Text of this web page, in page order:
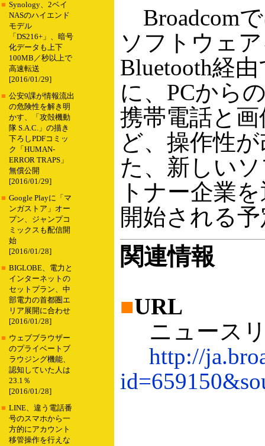
■ Synology、2ベイ
NASのハイエンド
モデル
「DS216+」、暗号
化データも上下
100MB／秒以上で
高速転送
[2016/01/29]
■ 公安9課が情報流出
の危険性を解き明
かす、「攻殻機動
隊 S.A.C.」の描き
下ろしPDFコミッ
ク「HUMAN-
ERROR TRAPS」
無償公開
[2016/01/29]
■ Google Playに「マ
ンガストア」オー
プン、ジャンプコ
ミックスも配信開
始
[2016/01/28]
■ BIGLOBE、電力と
インターネットの
セットプラン、中
部電力の首都圏エ
リア展開に合わせ
[2016/01/28]
■ ウェブブラウザー
のプライベートブ
ラウジング機能、
認知していた人は
23.1％
[2016/01/28]
■ LINE、違う電話番
号のスマホから一
方的にアカウント
移管操作を行えな
Broadcom
ソフトウェ
Bluetooth経
に、PCから
携帯電話と
ど、操作性
た、新しい
トナー企業
開始される
関連情報
■URL
ニュースリ
http://